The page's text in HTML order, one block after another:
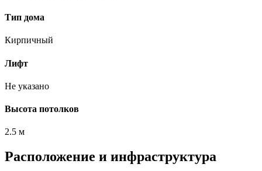
Тип дома
Кирпичный
Лифт
Не указано
Высота потолков
2.5 м
Расположение и инфраструктура